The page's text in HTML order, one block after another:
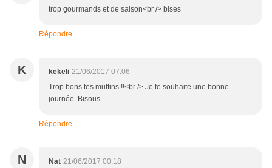
trop gourmands et de saison<br /> bises
Répondre
K kekeli 21/06/2017 07:06
Trop bons tes muffins !!<br /> Je te souhaite une bonne
journée. Bisous
Répondre
N Nat 21/06/2017 00:18